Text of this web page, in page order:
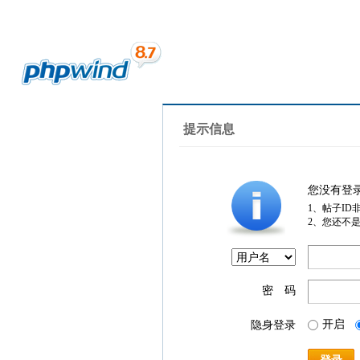
提示信息
您没有登
1、帖子ID
2、您还不
密 码
隐身登录 开启